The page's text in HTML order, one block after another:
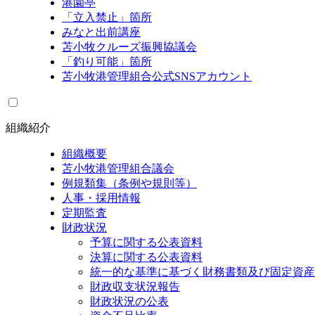
港園亭
「立入禁止」箇所
みなと出前講座
苫小牧クルーズ振興協議会
「釣り可能」箇所
苫小牧港管理組合公式SNSアカウント
組織紹介
組織概要
苫小牧港管理組合議会
例規類集（条例や規則等）
人事・採用情報
定期監査
財政状況
予算に関する公表資料
決算に関する公表資料
統一的な基準に基づく財務書類及び固定資
財政収支状況報告
財政状況の公表